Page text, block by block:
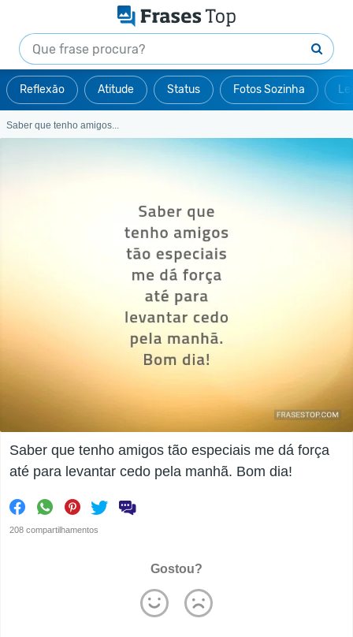
Reflexão Atitude Status Fotos Sozinha
Saber que tenho amigos...
Saber que tenho amigos tão especiais me dá força
até para levantar cedo pela manhã. Bom dia!
208 compartilhamentos
Gostou?